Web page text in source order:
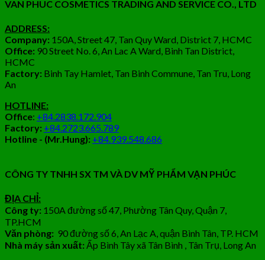
VAN PHUC COSMETICS TRADING AND SERVICE CO., LTD
ADDRESS:
Company: 150A, Street 47, Tan Quy Ward, District 7, HCMC
Office: 90 Street No. 6, An Lac A Ward, Binh Tan District,
HCMC
Factory: Binh Tay Hamlet, Tan Binh Commune, Tan Tru, Long
An
HOTLINE:
Office: +84.2838.172.904
Factory: +84.2723.665.789
Hotline - (Mr.Hung): +84.939.548.686
CÔNG TY TNHH SX TM VÀ DV MỸ PHẨM VẠN PHÚC
ĐỊA CHỈ:
Công ty: 150A đường số 47, Phường Tân Quy, Quận 7,
TP.HCM
Văn phòng: 90 đường số 6, An Lạc A, quận Bình Tân, TP. HCM
Nhà máy sản xuất:Ấp Bình Tây xã Tân Bình , Tân Trụ, Long An